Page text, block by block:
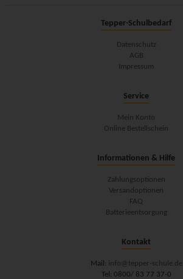
Tepper-Schulbedarf
Datenschutz
AGB
Impressum
Service
Mein Konto
Online Bestellschein
Informationen & Hilfe
Zahlungsoptionen
Versandoptionen
FAQ
Batterieentsorgung
Kontakt
Mail: info@tepper-schule.de
Tel: 0800/ 83 77 37-0